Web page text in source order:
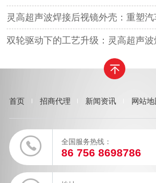
灵高超声波焊接后视镜外壳：重塑汽车制
双轮驱动下的工艺升级：灵高超声波焊接赋能
首页 招商代理 新闻资讯 网站地
全国服务热线：
86 756 8698786